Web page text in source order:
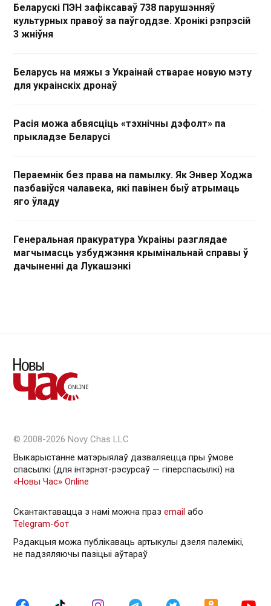
Беларускі ПЭН зафіксаваў 738 парушэнняў
культурных правоў за паўгоддзе. Хронікі рэпрэсій
3 жніўня
Беларусь на мяжы з Украінай стварае новую мэту
для украінскіх дронаў
Расія можа абвясціць «тэхнічны дэфолт» па
прыкладзе Беларусі
Пераемнік без права на памылку. Як Энвер Ходжа
пазбавіўся чалавека, які павінен быў атрымаць
яго ўладу
Генеральная пракуратура Украіны разглядае
магчымасць узбуджэння крымінальнай справы ў
дачыненні да Лукашэнкі
© 2008-2026 Novy Chas LLC
Выкарыстанне матэрыялаў дазваляецца пры ўмове
спасылкі (для інтэрнэт-рэсурсаў — гiперспасылкi) на
«Новы Час» Online
Скантактавацца з намі можна праз email або
Telegram-бот
Рэдакцыя можа публікаваць артыкулы дзеля палемікі,
не падзяляючы пазіцыі аўтараў